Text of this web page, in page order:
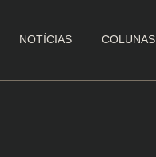
NOTÍCIAS COLUNAS